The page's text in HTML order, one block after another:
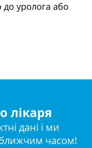
до уролога або
лікаря
дані і ми
часом!